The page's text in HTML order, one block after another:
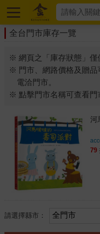
全台門市庫存一覽
※ 網頁之「庫存狀態」僅
※ 門市、網路價格及贈品
電洽門市。
※ 點擊門市名稱可查看門
河
79
請選擇縣市：